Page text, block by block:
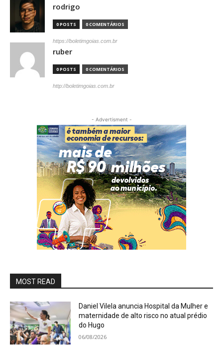
rodrigo
0 POSTS 0 COMENTÁRIOS
https://boletimgoias.com.br
ruber
0 POSTS 0 COMENTÁRIOS
http://boletimgoias.com.br
- Advertisment -
MOST READ
Daniel Vilela anuncia Hospital da Mulher e
maternidade de alto risco no atual prédio
do Hugo
06/08/2026